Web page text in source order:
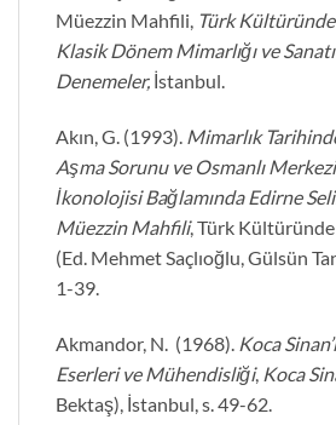
Müezzin Mahfili, Türk
Klasik Dönem Mimarlığı ve
Denemeler,İstanbul.
Akın, G. (1993). Mimarlık
Aşma Sorunu ve Osmanlı
İkonolojisi Bağlamında Edirne
Müezzin Mahfili, Türk
(Ed. Mehmet Saçlıoğlu, Gülsün
1-39.
Akmandor, N. (1968). Koca
Eserleri ve Mühendisliği, Koca
Bektaş), İstanbul, s. 49-62.